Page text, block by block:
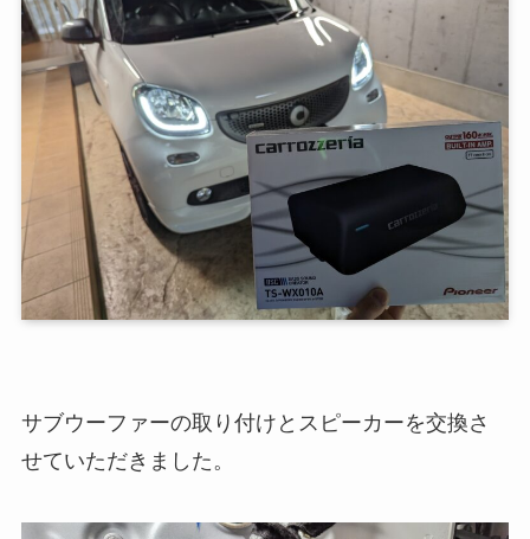
サブウーファーの取り付けとスピーカーを交換さ
せていただきました。